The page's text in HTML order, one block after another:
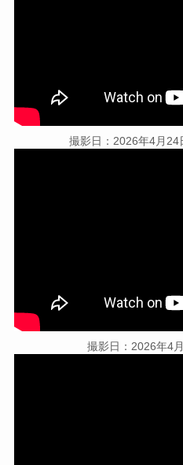
撮影日：2026年4月24
撮影日：2026年4